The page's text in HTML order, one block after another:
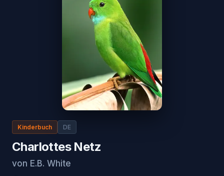
Kinderbuch DE
Charlottes Netz
von E.B. White